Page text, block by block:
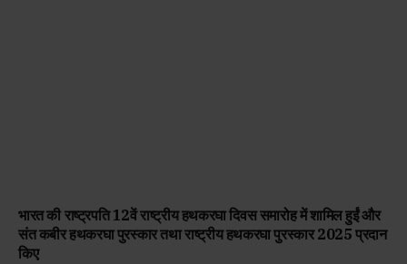
भारत की राष्ट्रपति 12वें राष्ट्रीय हथकरघा दिवस समारोह में शामिल हुईं और
संत कबीर हथकरघा पुरस्कार तथा राष्ट्रीय हथकरघा पुरस्कार 2025 प्रदान
किए